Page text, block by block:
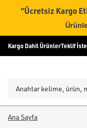
“Ücretsiz Kargo
Kargo Dahil ÜrünlerTeklif
Ana Sayfa